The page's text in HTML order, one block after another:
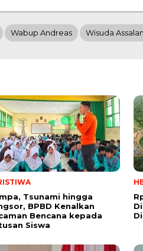
Wabup Andreas Wisuda
Tsunami hingga
BPBD Kenalkan
Bencana kepada
Siswa